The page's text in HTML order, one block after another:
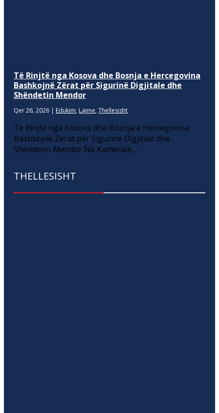
Të Rinjtë nga Kosova dhe Bosnja e Hercegovina
Bashkojnë Zërat për Sigurinë Digjitale dhe
Shëndetin Mendor
Qer 26, 2026 | Edukim, Lajme, Thellesisht
Të Rinjtë nga Kosova dhe Bosnja e Hercegovina
Bashkojnë Zërat për Sigurinë Digjitale dhe
Shëndetin Mendor Në Kamenicë,...
THELLESISHT